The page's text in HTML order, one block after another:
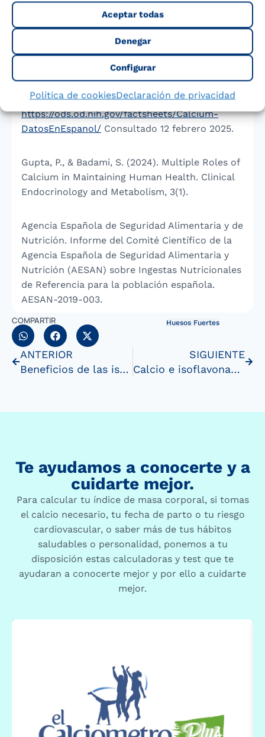
Aceptar todas
Denegar
Configurar
Política de cookiesDeclaración de privacidad
people with overweight or obesity. Cochrane
Database of Systematic Reviews 2024, Issue 5.
Art. No.: CD012268. DOI:
10.1002/14651858.CD012268.pub2. Accessed 14
National Institute of Health NIH. Calcio.
https://ods.od.nih.gov/factsheets/Calcium-
DatosEnEspanol/ Consultado 12 febrero 2025.
Gupta, P., & Badami, S. (2024). Multiple Roles of
Calcium in Maintaining Human Health. Clinical
Endocrinology and Metabolism, 3(1).
Agencia Española de Seguridad Alimentaria y de
Nutrición. Informe del Comité Científico de la
Agencia Española de Seguridad Alimentaria y
Nutrición (AESAN) sobre Ingestas Nutricionales
de Referencia para la población española.
AESAN-2019-003.
COMPARTIR Huesos Fuertes
ANTERIOR
Beneficios de las isoflavonas de soja en lasmujeres
SIGUIENTE
Calcio e isoflavonas de soja: nutrientes aliados de tushuesos
Te ayudamos a conocerte y a
cuidarte mejor.
Para calcular tu índice de masa corporal, si tomas
el calcio necesario, tu fecha de parto o tu riesgo
cardiovascular, o saber más de tus hábitos
saludables o personalidad, ponemos a tu
disposición estas calculadoras y test que te
ayudaran a conocerte mejor y por ello a cuidarte
mejor.